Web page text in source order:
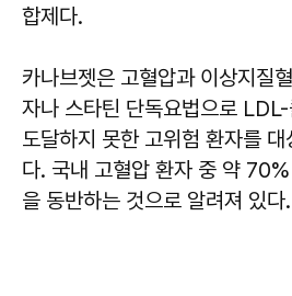
합제다.
카나브젯은 고혈압과 이상지질
자나 스타틴 단독요법으로 LDL-
도달하지 못한 고위험 환자를 대
다. 국내 고혈압 환자 중 약
을 동반하는 것으로 알려져 있다.